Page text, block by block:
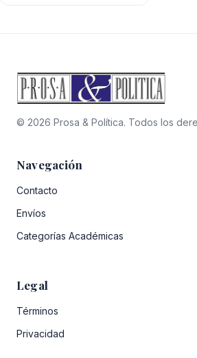
© 2026 Prosa & Política. Todos los
Navegación
Contacto
Envíos
Categorías Académicas
Legal
Términos
Privacidad